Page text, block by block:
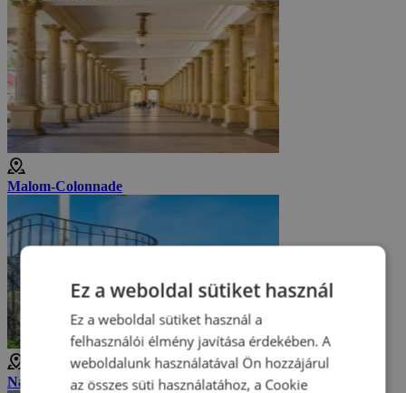
Malom-Colonnade
Nagy Péter kilátó
Ez a weboldal sütiket használ
Ez a weboldal sütiket használ a
felhasználói élmény javítása érdekében. A
weboldalunk használatával Ön hozzájárul
az összes süti használatához, a Cookie